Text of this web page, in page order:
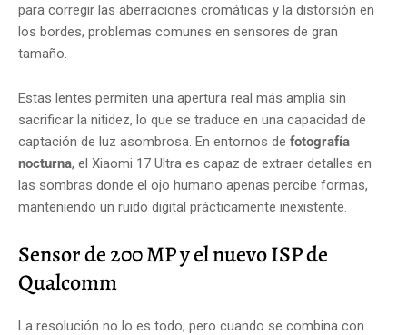
para corregir las aberraciones cromáticas y la distorsión en
los bordes, problemas comunes en sensores de gran
tamaño.
Estas lentes permiten una apertura real más amplia sin
sacrificar la nitidez, lo que se traduce en una capacidad de
captación de luz asombrosa. En entornos de fotografía
nocturna, el Xiaomi 17 Ultra es capaz de extraer detalles en
las sombras donde el ojo humano apenas percibe formas,
manteniendo un ruido digital prácticamente inexistente.
Sensor de 200 MP y el nuevo ISP de
Qualcomm
La resolución no lo es todo, pero cuando se combina con